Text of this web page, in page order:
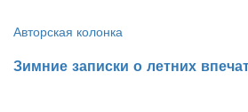
Авторская колонка
​Зимние записки о летних